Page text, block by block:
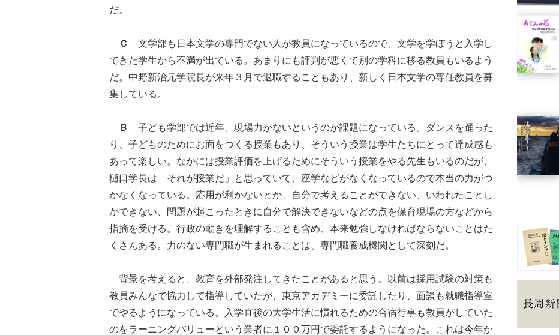
だ。
Ｃ
文学部も日本文学の専門でない人が教員になっているので、文学を学ぼうと入学し
てきた学生から不満が出ている。あまりにも評判が悪くて別の学科に移る教員もいるよう
だ。中野新治元学院長が来年３月で退職することもあり、新しく日本文学の専任教員を募
集している。
Ｂ
子ども学部では近年、現場力がないというのが課題になっている。ダンスを踊った
り、子どものためにお面をつくる授業もあり、そういう授業は学生たちにとって達成感も
あって楽しい。なかには授業評価を上げるためにそういう授業をやる先生もいるのだが、
樋口学長は「それが授業だ」と思っていて、座学などがなくなっているので本当の力がつ
かなくなっている。応用が利かないとか、自分で考えることができない、いわれたことし
かできない、問題が起こったときに自分で解決できないなどの点を保育現場の方などから
指摘を受ける。行政の動きを理解することも含め、本来勉強しなければならないことはた
くさんある。力のない専門職が生まれることは、専門職養成機関として深刻だ。
背景を考えると、教育を外部発注してきたことがあると思う。以前は採用試験の対策も
教員みんなで協力して指導していたが、東京アカデミーに委託したり、面談も就職指導室
でやるようになっている。入学直後の大学生活に慣れるための合宿行事も教員がしていた
のをラーニングバリューという業者に１００万円で委託するようになった。これは今年か